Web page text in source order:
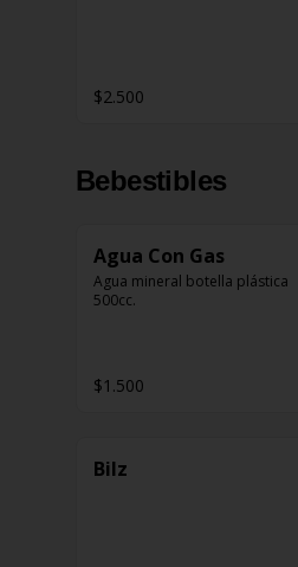
$2.500
Bebestibles
Agua Con Gas
Agua mineral botella plástica
500cc.
$1.500
Bilz